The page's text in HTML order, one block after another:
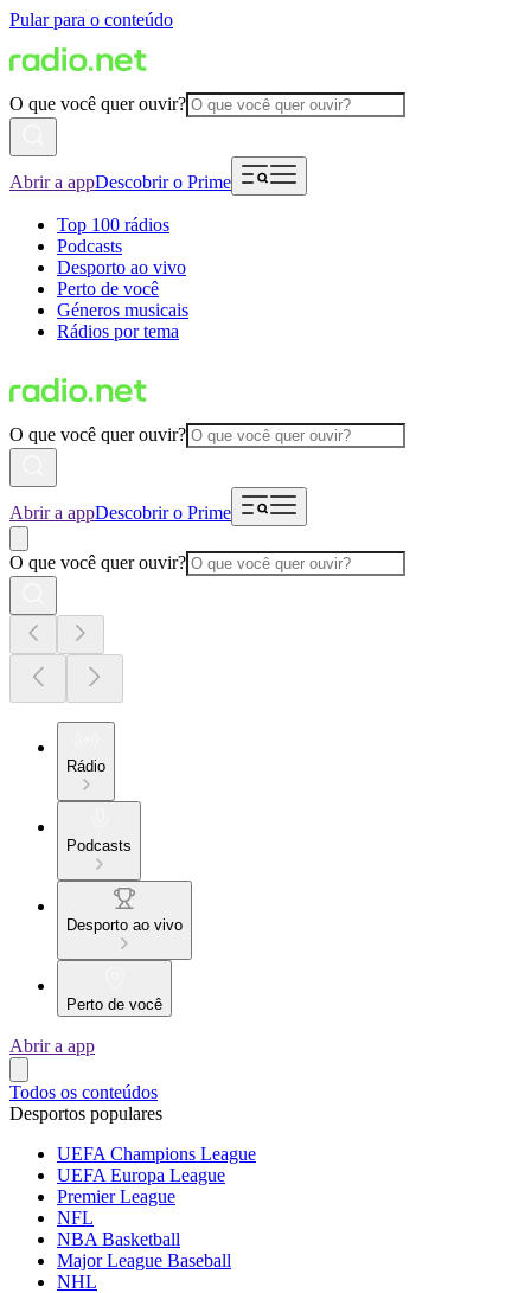
Pular para o conteúdo
O que você quer ouvir?
Abrir a appDescobrir o Prime
Top 100 rádios
Podcasts
Desporto ao vivo
Perto de você
Géneros musicais
Rádios por tema
O que você quer ouvir?
Abrir a appDescobrir o Prime
O que você quer ouvir?
Rádio
Podcasts
Desporto ao vivo
Perto de você
Abrir a app
Todos os conteúdos
Desportos populares
UEFA Champions League
UEFA Europa League
Premier League
NFL
NBA Basketball
Major League Baseball
NHL